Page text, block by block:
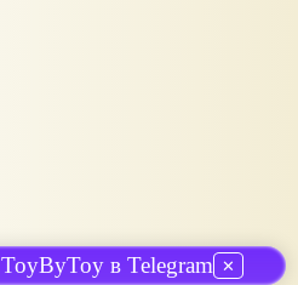
ToyByToy в Telegram ✕